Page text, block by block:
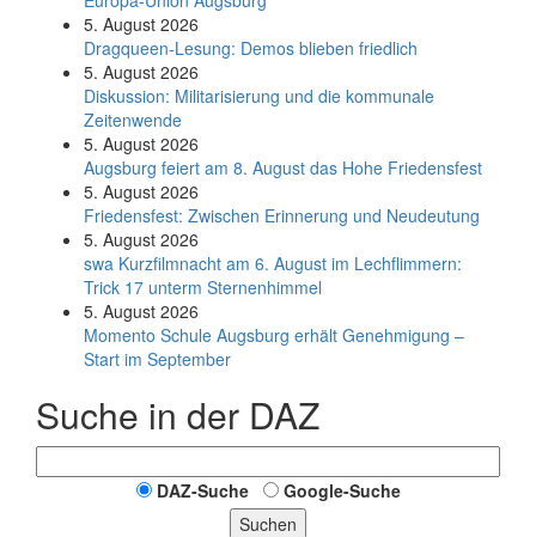
5. August 2026
Dragqueen-Lesung: Demos blieben friedlich
5. August 2026
Diskussion: Mi­li­ta­ri­sie­rung und die kommunale
Zeitenwende
5. August 2026
Augsburg feiert am 8. August das Hohe Friedensfest
5. August 2026
Friedensfest: Zwischen Erinnerung und Neudeutung
5. August 2026
swa Kurz­film­nacht am 6. August im Lech­flim­mern:
Trick 17 unterm Sternen­himmel
5. August 2026
Momento Schule Augsburg erhält Genehmigung –
Start im September
Suche in der DAZ
DAZ-Suche
Google-Suche
Suchen